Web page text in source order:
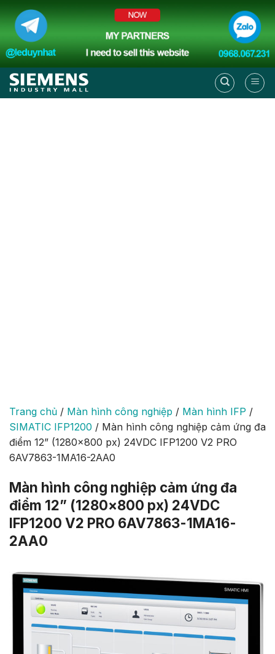
to
content
Trang chủ / Màn hình công nghiệp / Màn hình IFP /
SIMATIC IFP1200 / Màn hình công nghiệp cảm ứng đa
điểm 12” (1280×800 px) 24VDC IFP1200 V2 PRO
6AV7863-1MA16-2AA0
Màn hình công nghiệp cảm ứng đa
điểm 12” (1280×800 px) 24VDC
IFP1200 V2 PRO 6AV7863-1MA16-
2AA0